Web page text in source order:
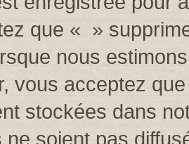
que « »
nous
vous acceptez
stockées dans
ne soient pas